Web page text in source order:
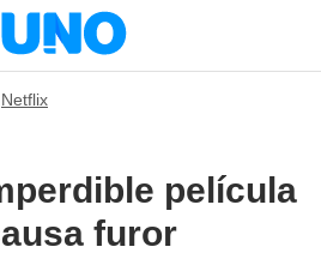
Netflix
película
furor